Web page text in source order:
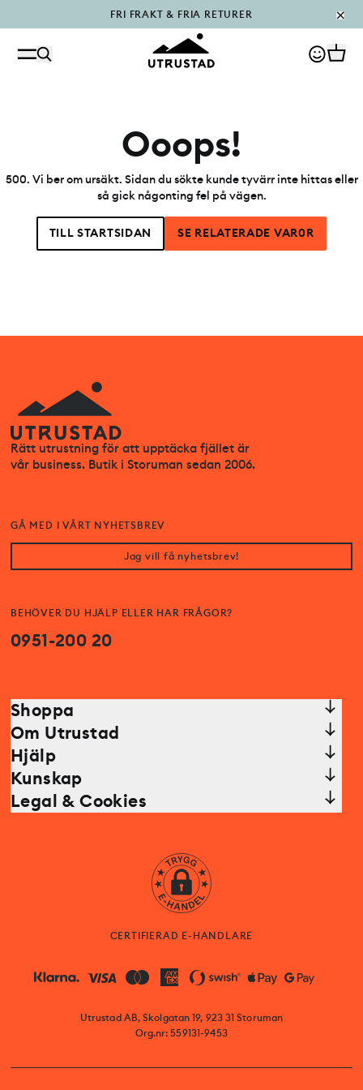
FRI FRAKT & FRIA RETURER
PÅFYLLT I OUTLET
Ooops!
500. Vi ber om ursäkt. Sidan du sökte kunde tyvärr inte hittas eller
så gick någonting fel på vägen.
TILL STARTSIDAN SE RELATERADE VAR0R
Rätt utrustning för att upptäcka fjället är
vår business. Butik i Storuman sedan 2006.
BEHÖVER DU HJÄLP ELLER HAR FRÅGOR?
0951-200 20
GÅ MED I VÅRT NYHETSBREV
Jag vill få nyhetsbrev!
Shoppa
Om Utrustad
Hjälp
Kunskap
Legal & Cookies
CERTIFIERAD E-HANDLARE
Utrustad AB, Skolgatan 19, 923 31 Storuman
Org.nr: 559131-9453